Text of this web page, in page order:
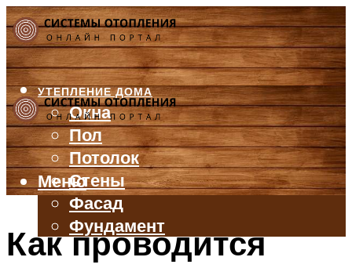
УТЕПЛЕНИЕ ДОМА
Окна
Пол
Потолок
Стены
Фасад
Фундамент
БАЛКОН И ЛОДЖИЯ
Меню
Как проводится